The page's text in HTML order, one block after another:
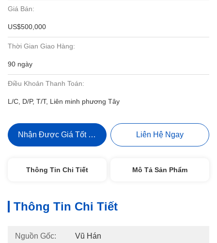
Giá Bán:
US$500,000
Thời Gian Giao Hàng:
90 ngày
Điều Khoản Thanh Toán:
L/C, D/P, T/T, Liên minh phương Tây
Nhận Được Giá Tốt Nhất Liên Hệ Ngay
Thông Tin Chi Tiết Mô Tả Sản Phẩm
Thông Tin Chi Tiết
Nguồn Gốc: Vũ Hán